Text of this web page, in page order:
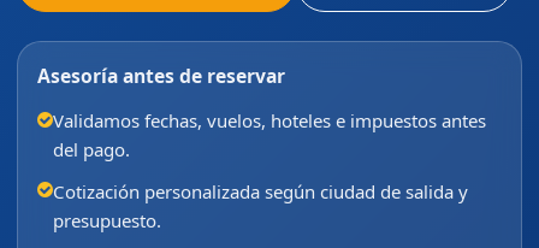
Asesoría antes de reservar
Validamos fechas, vuelos, hoteles e impuestos antes
del pago.
Cotización personalizada según ciudad de salida y
presupuesto.